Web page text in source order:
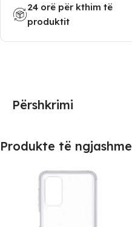
24 orë për kthim të
produktit
Përshkrimi
Produkte të ngjashme